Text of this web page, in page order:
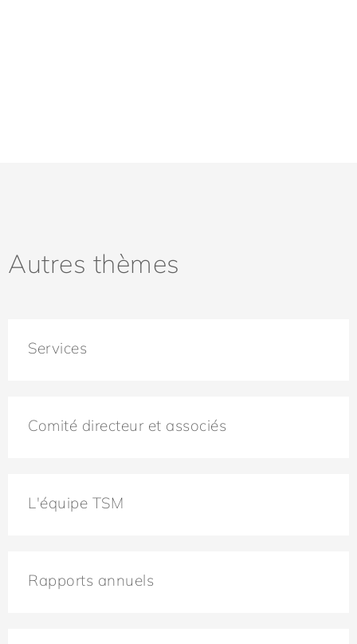
Autres thèmes
Services
Comité directeur et associés
L'équipe TSM
Rapports annuels